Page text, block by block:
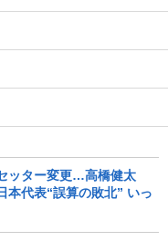
ッター変更…高橋健太
本代表“誤算の敗北” いっ